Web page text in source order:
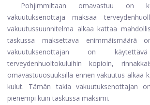
Pohjimmiltaan omavastuu on
vakuutuksenottaja maksaa
vakuutussuunnitelma alkaa kattaa
taskussa maksettava enimmäismäärä
vakuutuksenottajan on
terveydenhuoltokuluihin kopioin,
omavastuuosuuksilla ennen vakuutus alkaa
kulut. Tämän takia vakuutuksenottajan
pienempi kuin taskussa maksimi.